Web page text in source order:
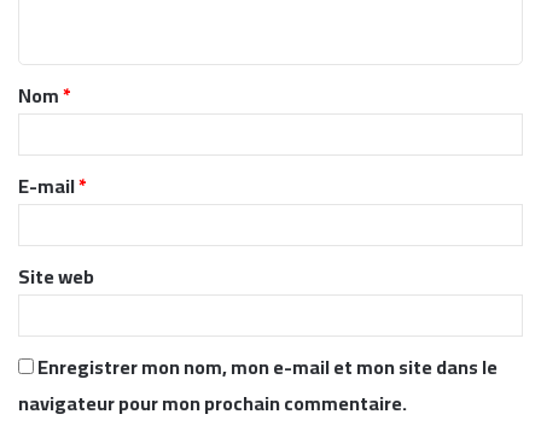
t
a
r
e
*
Nom*
E-mail*
Site web
Enregistrer mon nom, mon e-mail et mon site dans le
navigateur pour mon prochain commentaire.